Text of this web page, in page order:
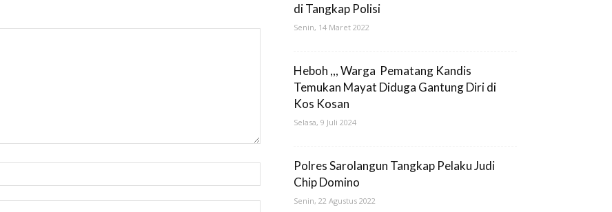
di Tangkap Polisi
Senin, 14 Maret 2022
Heboh ,,, Warga Pematang Kandis
Temukan Mayat Diduga Gantung Diri di
Kos Kosan
Selasa, 9 Juli 2024
Polres Sarolangun Tangkap Pelaku Judi
Chip Domino
Senin, 22 Agustus 2022